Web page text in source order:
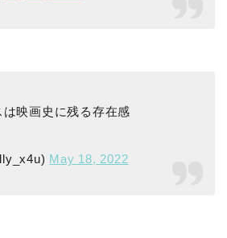
映画史に残る存在感
May 18, 2022